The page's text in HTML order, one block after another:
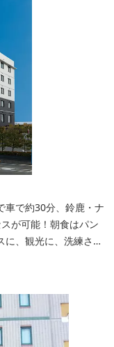
車で約30分、鈴鹿・ナ
が可能！朝食はパン
、観光に、洗練され
い。